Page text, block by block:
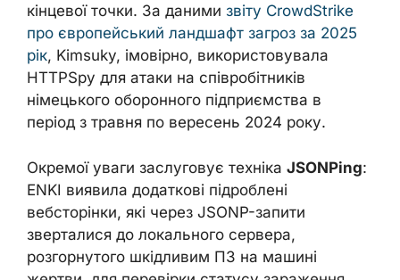
кінцевої точки. За даними звіту CrowdStrike
про європейський ландшафт загроз за 2025
рік, Kimsuky, імовірно, використовувала
HTTPSpy для атаки на співробітників
німецького оборонного підприємства в
період з травня по вересень 2024 року.
Окремої уваги заслуговує техніка JSONPing:
ENKI виявила додаткові підроблені
вебсторінки, які через JSONP-запити
зверталися до локального сервера,
розгорнутого шкідливим ПЗ на машині